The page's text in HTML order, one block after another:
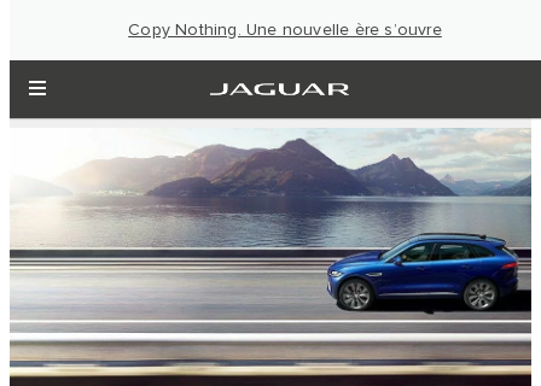
Copy Nothing. Une nouvelle ère s’ouvre